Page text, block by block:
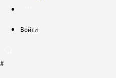
Войти
#